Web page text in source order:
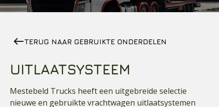
westTERUG NAAR GEBRUIKTE ONDERDELEN
UITLAATSYSTEEM
Mestebeld Trucks heeft een uitgebreide selectie
nieuwe en gebruikte vrachtwagen uitlaatsystemen